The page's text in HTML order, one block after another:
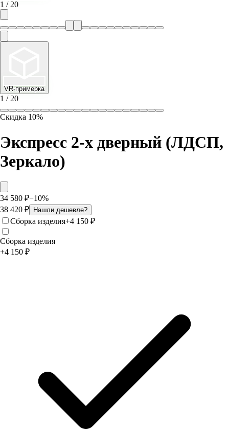
1 / 20
VR-примерка
1 / 20
Скидка 10%
Экспресс 2-х дверный (ЛДСП,
Зеркало)
34 580 ₽−10%
38 420 ₽ Нашли дешевле?
Сборка изделия+4 150 ₽
Сборка изделия
+4 150 ₽